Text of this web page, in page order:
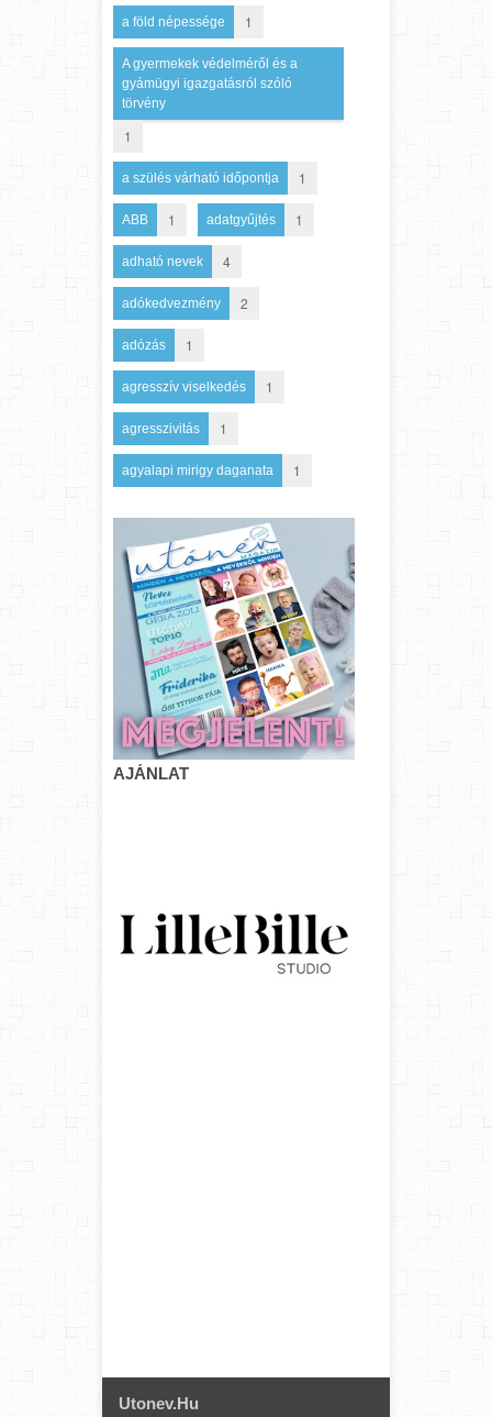
a föld népessége 1
A gyermekek védelméről és a
gyámügyi igazgatásról szóló
törvény
1
a szülés várható időpontja 1
ABB 1 adatgyűjtés 1
adható nevek 4
adókedvezmény 2
adózás 1
agresszív viselkedés 1
agresszivitás 1
agyalapi mirigy daganata 1
AJÁNLAT
Utonev.hu